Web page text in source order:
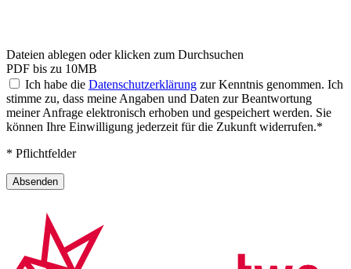
Dateien ablegen oder klicken zum Durchsuchen
PDF bis zu 10MB
Ich habe die Datenschutzerklärung zur Kenntnis genommen. Ich
stimme zu, dass meine Angaben und Daten zur Beantwortung
meiner Anfrage elektronisch erhoben und gespeichert werden. Sie
können Ihre Einwilligung jederzeit für die Zukunft widerrufen.*
* Pflichtfelder
Absenden